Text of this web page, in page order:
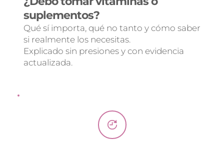
suplementos?
Qué sí importa, qué no tanto y cómo saber
si realmente los necesitas.
Explicado sin presiones y con evidencia
actualizada.